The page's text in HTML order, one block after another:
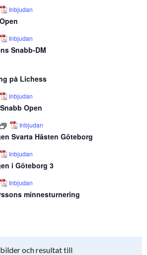
Inbjudan
Inbjudan
Snabb-DM
på Lichess
Inbjudan
Open
Inbjudan
Svarta Hästen Göteborg
Inbjudan
i Göteborg 3
Inbjudan
minnesturnering
och resultat till